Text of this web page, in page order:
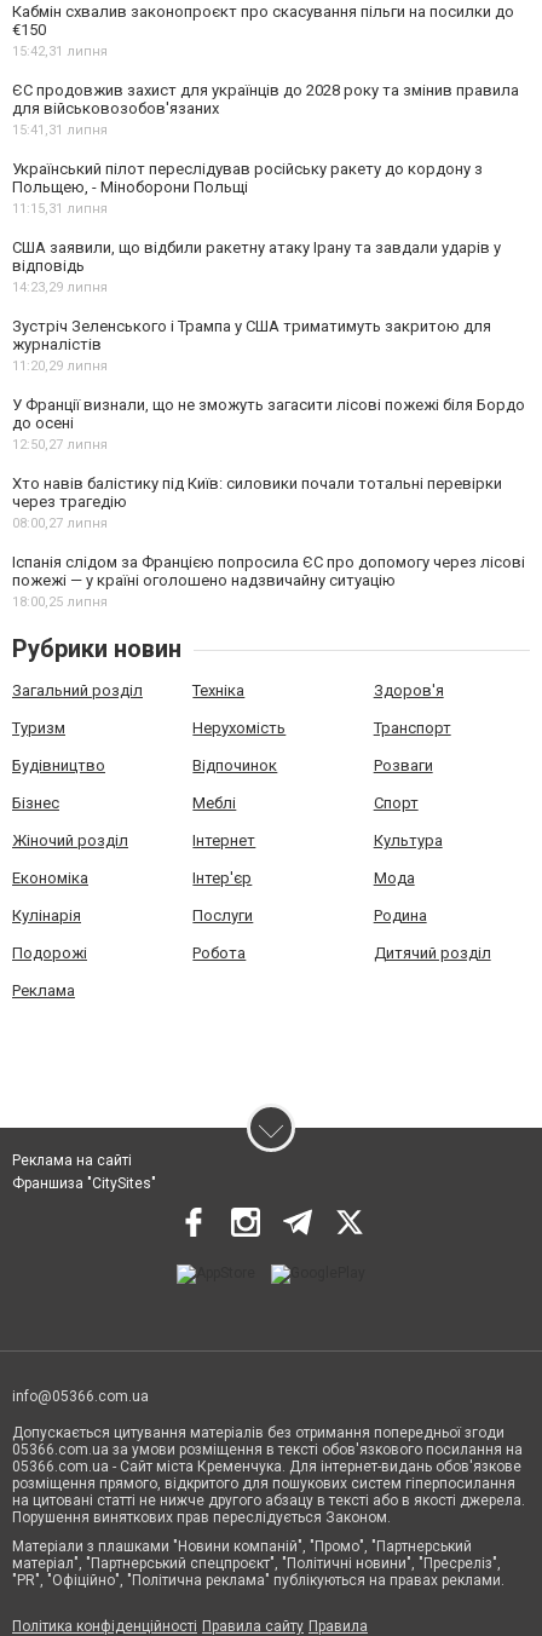
Кабмін схвалив законопроєкт про скасування пільги на посилки до
€150
15:42, 31 липня
ЄС продовжив захист для українців до 2028 року та змінив правила
для військовозобов'язаних
15:41, 31 липня
Український пілот переслідував російську ракету до кордону з
Польщею, - Міноборони Польщі
11:15, 31 липня
США заявили, що відбили ракетну атаку Ірану та завдали ударів у
відповідь
14:23, 29 липня
Зустріч Зеленського і Трампа у США триматимуть закритою для
журналістів
11:20, 29 липня
У Франції визнали, що не зможуть загасити лісові пожежі біля Бордо
до осені
12:50, 27 липня
Хто навів балістику під Київ: силовики почали тотальні перевірки
через трагедію
08:00, 27 липня
Іспанія слідом за Францією попросила ЄС про допомогу через лісові
пожежі — у країні оголошено надзвичайну ситуацію
18:00, 25 липня
Рубрики новин
Загальний розділ Техніка Здоров'я
Туризм Нерухомість Транспорт
Будівництво Відпочинок Розваги
Бізнес Меблі Спорт
Жіночий розділ Інтернет Культура
Економіка Інтер'єр Мода
Кулінарія Послуги Родина
Подорожі Робота Дитячий розділ
Реклама
Реклама на сайті
Франшиза "CitySites"
info@05366.com.ua
Допускається цитування матеріалів без отримання попередньої згоди
05366.com.ua за умови розміщення в тексті обов'язкового посилання на
05366.com.ua - Сайт міста Кременчука. Для інтернет-видань обов'язкове
розміщення прямого, відкритого для пошукових систем гіперпосилання
на цитовані статті не нижче другого абзацу в тексті або в якості джерела.
Порушення виняткових прав переслідується Законом.
Матеріали з плашками "Новини компаній", "Промо", "Партнерський
матеріал", "Партнерський спецпроєкт", "Політичні новини", "Пресреліз",
"PR", "Офіційно", "Політична реклама" публікуються на правах реклами.
Політика конфіденційності Правила сайту Правила